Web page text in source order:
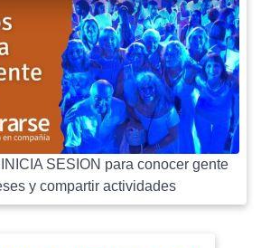
SESION para conocer gente
y compartir actividades